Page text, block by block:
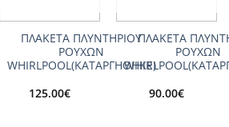
ΠΛΑΚΕΤΑ ΠΛΥΝΤΗΡΙΟΥ
ΡΟΥΧΩΝ
WHIRLPOOL(ΚΑΤΑΡΓΗΘΗΚΕ)
125.00€
ΠΛΑΚΕΤΑ
ΡΟΥΧΩΝ
90.00€